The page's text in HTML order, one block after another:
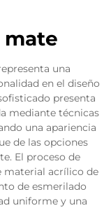
mate
una
en el diseño
presenta
mediante técnicas
una apariencia
de las opciones
El proceso de
material acrílico de
de esmerilado
uniforme y una